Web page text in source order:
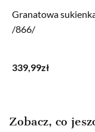
Granatowa
/866/
339,99zł
Zobacz, co